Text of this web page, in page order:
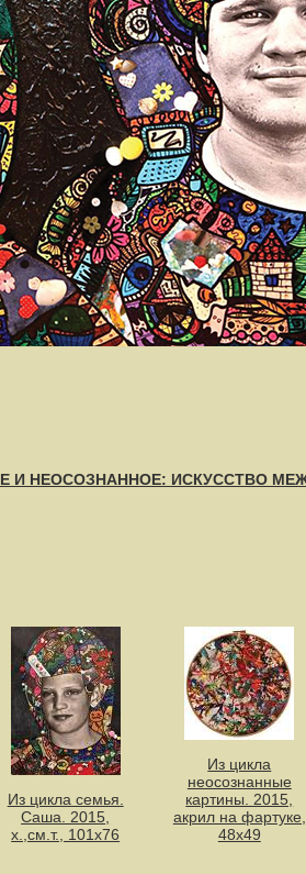
И НЕОСОЗНАННОЕ: ИСКУССТВО
Из цикла семья.
Саша. 2015,
х.,см.т., 101х76
Из цикла
неосознанные
картины. 2015,
акрил на фартуке,
48х49